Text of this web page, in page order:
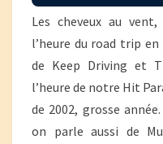
Les cheveux au
l’heure du road trip
de Keep Driving et
l’heure de notre Hit
de 2002, grosse
on parle aussi de